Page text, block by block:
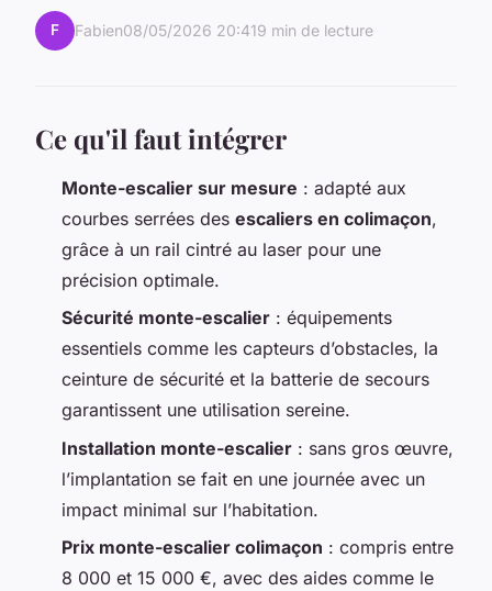
F Fabien08/05/2026 20:419 min de lecture
Ce qu'il faut intégrer
Monte-escalier sur mesure : adapté aux
courbes serrées des escaliers en colimaçon,
grâce à un rail cintré au laser pour une
précision optimale.
Sécurité monte-escalier : équipements
essentiels comme les capteurs d’obstacles, la
ceinture de sécurité et la batterie de secours
garantissent une utilisation sereine.
Installation monte-escalier : sans gros œuvre,
l’implantation se fait en une journée avec un
impact minimal sur l’habitation.
Prix monte-escalier colimaçon : compris entre
8 000 et 15 000 €, avec des aides comme le